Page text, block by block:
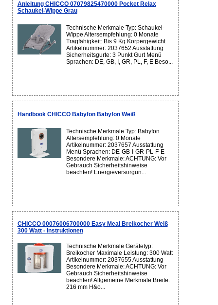
Anleitung CHICCO 07079825470000 Pocket Relax
Schaukel-Wippe Grau
Technische Merkmale Typ: Schaukel-
Wippe Altersempfehlung: 0 Monate
Tragfähigkeit: Bis 9 Kg Korpergewicht
Artikelnummer: 2037652 Ausstattung
Sicherheitsgurte: 3 Punkt Gurt Menü
Sprachen: DE, GB, I, GR, PL, F, E Beso...
Handbook CHICCO Babyfon Babyfon Weiß
Technische Merkmale Typ: Babyfon
Altersempfehlung: 0 Monate
Artikelnummer: 2037657 Ausstattung
Menü Sprachen: DE-GB-I-GR-PL-F-E
Besondere Merkmale: ACHTUNG: Vor
Gebrauch Sicherheitshinweise
beachten! Energieversorgun...
CHICCO 00076006700000 Easy Meal Breikocher Weiß
300 Watt - Instruktionen
Technische Merkmale Gerätetyp:
Breikocher Maximale Leistung: 300 Watt
Artikelnummer: 2037655 Ausstattung
Besondere Merkmale: ACHTUNG: Vor
Gebrauch Sicherheitshinweise
beachten! Allgemeine Merkmale Breite:
216 mm H&o...